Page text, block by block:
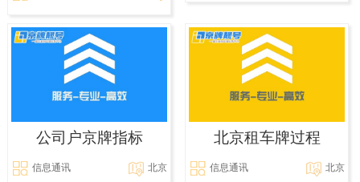
公司户京牌指标
信息通讯 北京
北京租车牌过程
信息通讯 北京